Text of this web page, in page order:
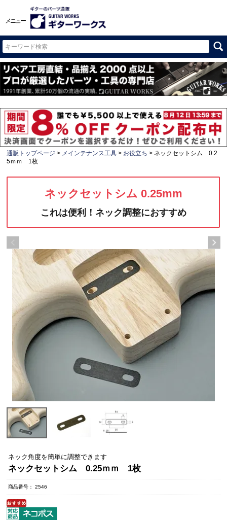
メニュー
通販トップページ メインテナンス工具 お役立ち
ネックセットシム 0.2
5ｍｍ 1枚
ネックセットシム 0.25mm
これは便利！ネック調整におすすめ
ネック角度を簡単に調整できます
ネックセットシム 0.25ｍｍ 1枚
商品番号 2546